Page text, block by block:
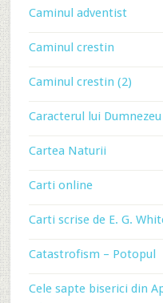
Caminul adventist
Caminul crestin
Caminul crestin (2)
Caracterul lui Dumnezeu
Cartea Naturii
Carti online
Carti scrise de E. G.
Catastrofism – Potopul
Cele sapte biserici din